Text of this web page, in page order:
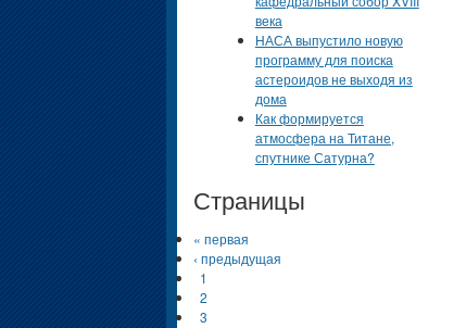
века
НАСА выпустило новую
программу для поиска
астероидов не выходя из
дома
Как формируется
атмосфера на Титане,
спутнике Сатурна?
Страницы
« первая
‹ предыдущая
1
2
3